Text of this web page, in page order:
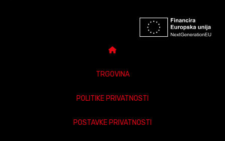
TRGOVINA
POLITIKE PRIVATNOSTI
POSTAVKE PRIVATNOSTI